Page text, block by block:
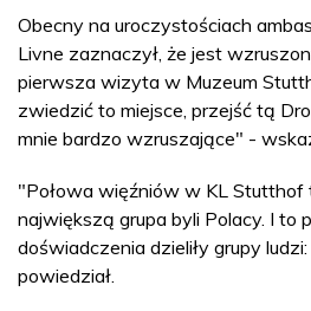
Obecny na uroczystościach
Livne zaznaczył, że jest
pierwsza wizyta w Muzeum
zwiedzić to miejsce, przejść tą
mnie bardzo wzruszające" -
"Połowa więźniów w KL Stutthof
największą grupa byli Polacy. I to
doświadczenia dzieliły grupy
powiedział.